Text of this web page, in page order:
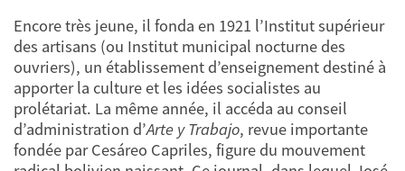
Encore très jeune, il fonda en 1921 l’Institut supérieur
des artisans (ou Institut municipal nocturne des
ouvriers), un établissement d’enseignement destiné à
apporter la culture et les idées socialistes au
prolétariat. La même année, il accéda au conseil
d’administration d’Arte y Trabajo, revue importante
fondée par Cesáreo Capriles, figure du mouvement